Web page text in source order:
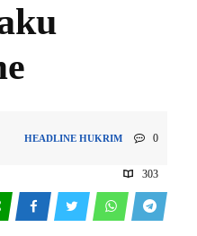
HEADLINE HUKRIM 0
303